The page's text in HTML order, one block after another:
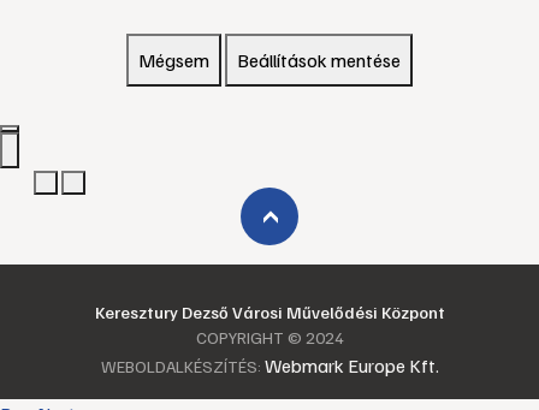
Mégsem Beállítások mentése
›
Keresztury Dezső Városi Művelődési Központ
COPYRIGHT © 2024
WEBOLDALKÉSZÍTÉS: Webmark Europe Kft.